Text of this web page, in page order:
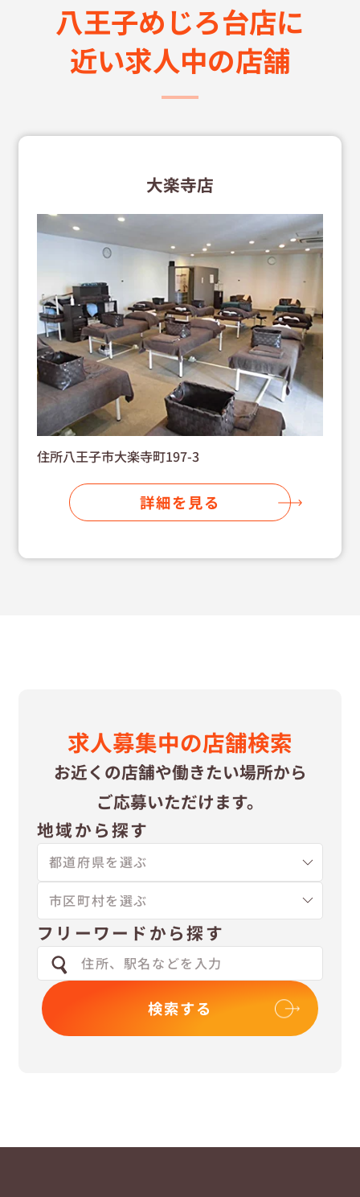
八王子めじろ台店に
近い求⼈中の店舗
大楽寺店
住所八王子市大楽寺町197-3
詳細を見る
求⼈募集中の店舗検索
お近くの店舗や働きたい場所から
ご応募いただけます。
地域から探す
フリーワードから探す
検索する